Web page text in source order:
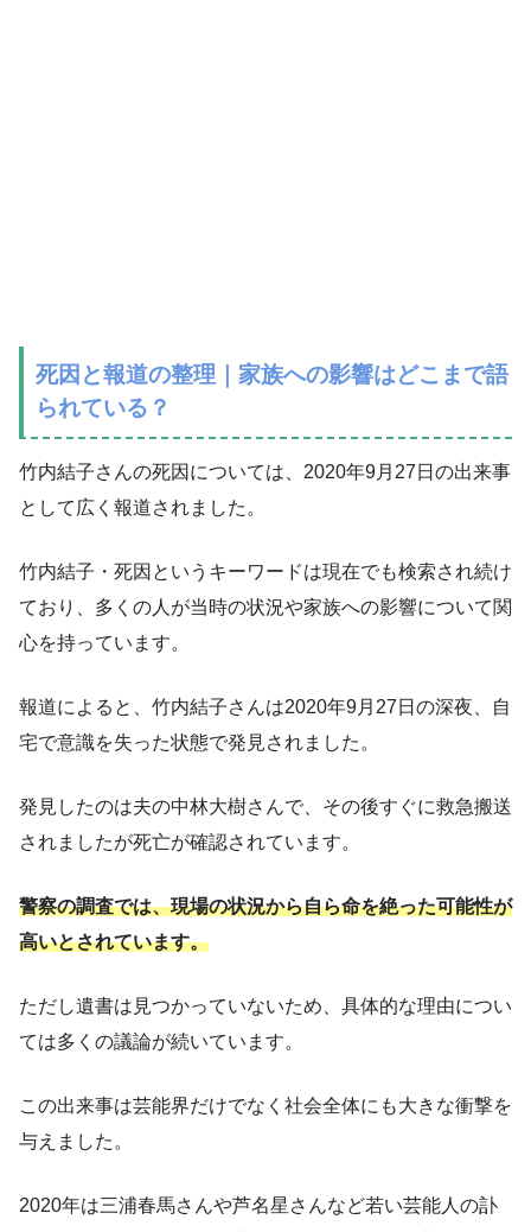
死因と報道の整理｜家族への影響はどこまで語
られている？
竹内結子さんの死因については、2020年9月27日の出来事
として広く報道されました。
竹内結子・死因というキーワードは現在でも検索され続け
ており、多くの人が当時の状況や家族への影響について関
心を持っています。
報道によると、竹内結子さんは2020年9月27日の深夜、自
宅で意識を失った状態で発見されました。
発見したのは夫の中林大樹さんで、その後すぐに救急搬送
されましたが死亡が確認されています。
警察の調査では、現場の状況から自ら命を絶った可能性が
高いとされています。
ただし遺書は見つかっていないため、具体的な理由につい
ては多くの議論が続いています。
この出来事は芸能界だけでなく社会全体にも大きな衝撃を
与えました。
2020年は三浦春馬さんや芦名星さんなど若い芸能人の訃